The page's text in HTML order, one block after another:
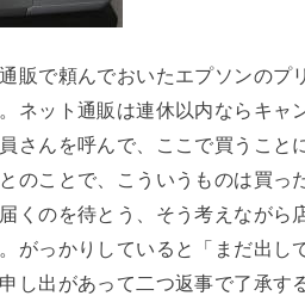
販で頼んでおいたエプソンのプ
ネット通販は連休以内ならキャ
さんを呼んで、ここで買うこと
のことで、こういうものは買っ
くのを待とう、そう考えながら
がっかりしていると「まだ出し
し出があって二つ返事で了承す